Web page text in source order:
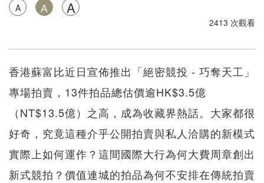
A A A
2413 次觀看
香港蘇富比近日宣佈推出「絕密競投 - 巧奪天工」
專場拍賣，13件拍品總估價逾HK$3.5億
（NT$13.5億）之高，成為收藏界熱話。大家都很
好奇，究竟這種介乎公開拍賣與私人洽購的新模式
實際上如何運作？這間國際大行為何大費周章創出
新式競拍？價值連城的拍品為何不安排在傳統拍賣